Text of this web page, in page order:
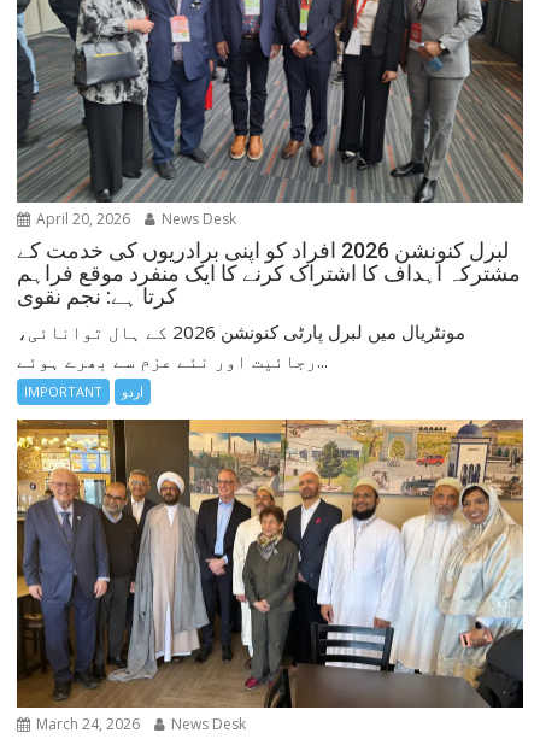
April 20, 2026 News Desk
لبرل کنونشن 2026 افراد کو اپنی برادریوں کی خدمت کے
مشترکہ اہداف کا اشتراک کرنے کا ایک منفرد موقع فراہم
کرتا ہے: نجم نقوی
مونٹریال میں لبرل پارٹی کنونشن 2026 کے ہال توانائی،
رجائیت اور نئے عزم سے بھرے ہوئے...
IMPORTANT اردو
March 24, 2026 News Desk